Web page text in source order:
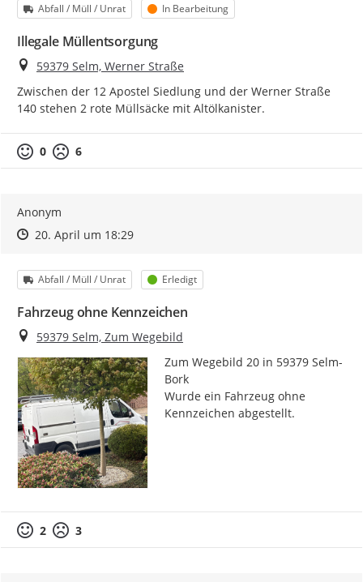
Kategorie
Abfall / Müll / Unrat Status
In Bearbeitung
Illegale Müllentsorgung
Ort
59379 Selm, Werner Straße
Zwischen der 12 Apostel Siedlung und der Werner Straße
140 stehen 2 rote Müllsäcke mit Altölkanister.
0 6
Anonym
Zeitpunkt des Erstellens
Zeitpunkt des Erstellens
20. April um 18:29Zur Äußerung
Kategorie
Abfall / Müll / Unrat Status
Erledigt
Fahrzeug ohne Kennzeichen
Ort
59379 Selm, Zum Wegebild
Zum Wegebild 20 in 59379 Selm-
Bork
Wurde ein Fahrzeug ohne
Kennzeichen abgestellt.
2 3